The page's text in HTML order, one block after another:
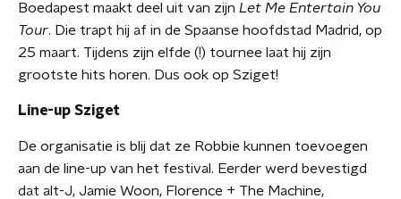
Boedapest maakt deel uit van zijn Let Me Entertain You
Tour. Die trapt hij af in de Spaanse hoofdstad Madrid, op
25 maart. Tijdens zijn elfde (!) tournee laat hij zijn
grootste hits horen. Dus ook op Sziget!
Line-up Sziget
De organisatie is blij dat ze Robbie kunnen toevoegen
aan de line-up van het festival. Eerder werd bevestigd
dat alt-J, Jamie Woon, Florence + The Machine,